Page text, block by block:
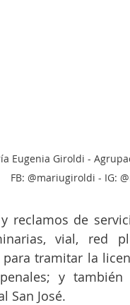
Eugenia Giroldi -
FB: @mariugiroldi - IG:
reclamos de
vial, red
tramitar la
y
San José.